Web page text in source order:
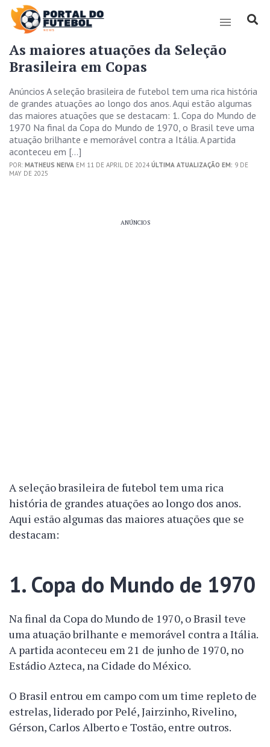
As maiores atuações da Seleção
Brasileira em Copas
Anúncios A seleção brasileira de futebol tem uma rica história
de grandes atuações ao longo dos anos. Aqui estão algumas
das maiores atuações que se destacam: 1. Copa do Mundo de
1970 Na final da Copa do Mundo de 1970, o Brasil teve uma
atuação brilhante e memorável contra a Itália. A partida
aconteceu em […]
POR: MATHEUS NEIVA EM 11 DE APRIL DE 2024ÚLTIMA ATUALIZAÇÃO EM: 9 DE
MAY DE 2025
ANÚNCIOS
A seleção brasileira de futebol tem uma rica
história de grandes atuações ao longo dos anos.
Aqui estão algumas das maiores atuações que se
destacam:
1. Copa do Mundo de 1970
Na final da Copa do Mundo de 1970, o Brasil teve
uma atuação brilhante e memorável contra a Itália.
A partida aconteceu em 21 de junho de 1970, no
Estádio Azteca, na Cidade do México.
O Brasil entrou em campo com um time repleto de
estrelas, liderado por Pelé, Jairzinho, Rivelino,
Gérson, Carlos Alberto e Tostão, entre outros.